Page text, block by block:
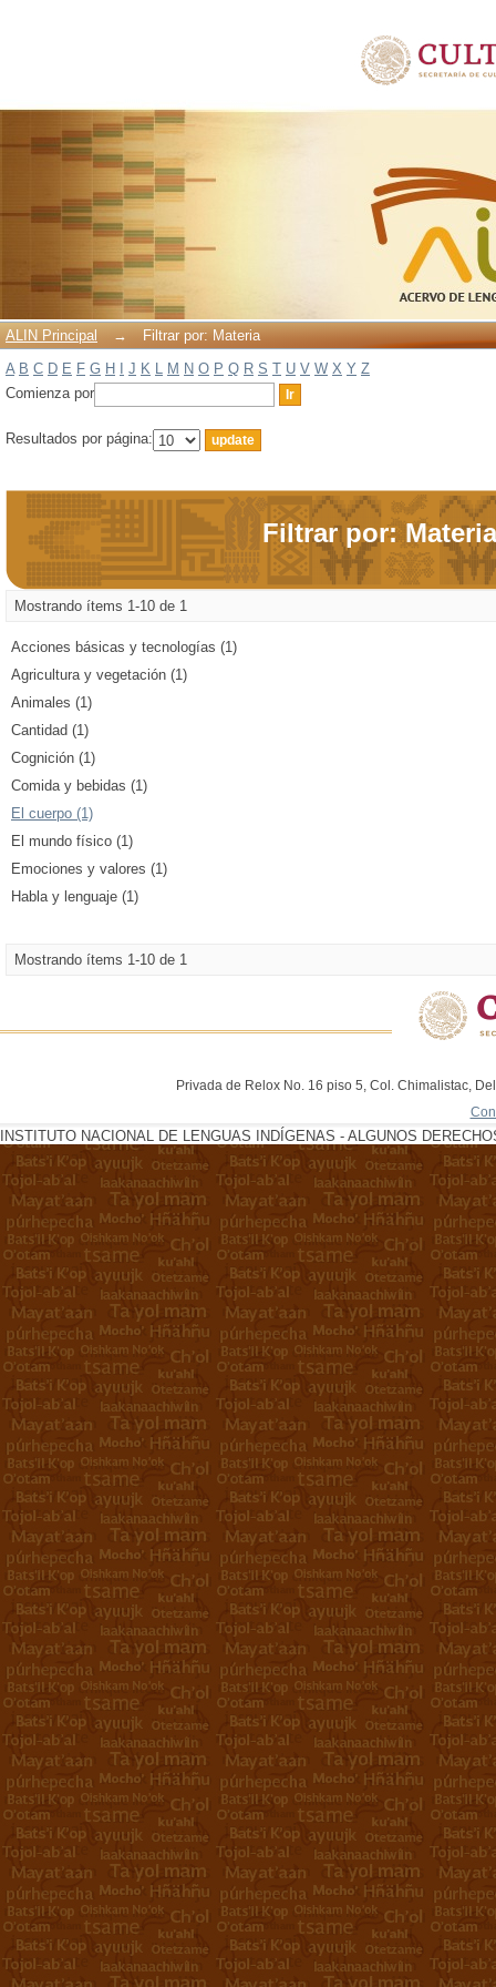
ALIN Principal →
Filtrar por: Materia
A B C D E F G H J K L M N O P Q R S T U V W X Y Z
Comienza por
Resultados por página:
Filtrar por: Materia
Mostrando ítems 1-10 de 1
Acciones básicas y tecnologías (1)
Agricultura y vegetación (1)
Animales (1)
Cantidad (1)
Cognición (1)
Comida y bebidas (1)
El cuerpo (1)
El mundo físico (1)
Emociones y valores (1)
Habla y lenguaje (1)
Mostrando ítems 1-10 de 1
Privada de Relox No. 16 piso 5, Col. Chimalistac,
INSTITUTO NACIONAL DE LENGUAS INDÍGENAS - ALGUNOS